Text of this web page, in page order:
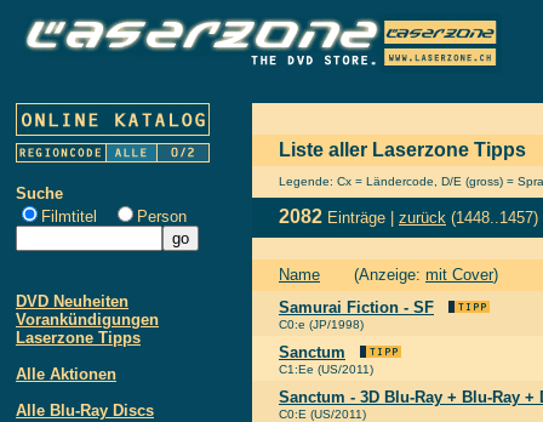
Suche
Filmtitel
Person
DVD Neuheiten
Vorankündigungen
Laserzone Tipps
Alle Aktionen
Alle Blu-Ray Discs
Liste aller Laserzone Tipps
Legende: Cx = Ländercode, D/E (gross) =
2082 Einträge | zurück (1448..1457)
Name (Anzeige: mit Cover)
Samurai Fiction - SF
C0:e (JP/1998)
Sanctum
C1:Ee (US/2011)
Sanctum - 3D Blu-Ray + Blu-Ray +
C0:E (US/2011)